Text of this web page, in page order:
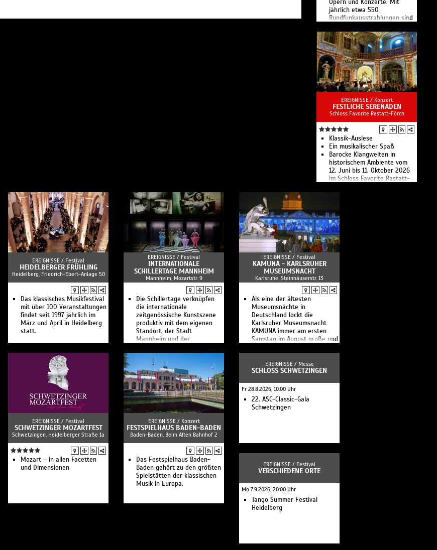
Opern und Konzerte. Mit
jährlich etwa 550
Rundfunkausstrahlungen sind
für Klassische Musik.
EREIGNISSE / Konzert
FESTLICHE SERENADEN
Schloss Favorite Rastatt-Förch
Klassik-Auslese
Ein musikalischer Spaß
Barocke Klangwelten in
historischem Ambiente vom
12. Juni bis 11. Oktober 2026
im Schloss Favorite Rastatt-
EREIGNISSE / Festival
HEIDELBERGER FRÜHLING
Heidelberg, Friedrich-Ebert-Anlage 50
Das klassisches Musikfestival
mit über 100 Veranstaltungen
findet seit 1997 jährlich im
März und April in Heidelberg
statt.
EREIGNISSE / Festival
INTERNATIONALE
SCHILLERTAGE MANNHEIM
Mannheim, Mozartstr. 9
Die Schillertage verknüpfen
die internationale
zeitgenössische Kunstszene
produktiv mit dem eigenen
Standort, der Stadt
Mannheim und der
Sie sind lokal und
international, zeitgenössisch
und traditionsverbunden
zugleich.
EREIGNISSE / Festival
KAMUNA - KARLSRUHER
MUSEUMSNACHT
Karlsruhe, Steinhäuserstr. 13
Als eine der ältesten
Museumsnächte in
Deutschland lockt die
Karlsruher Museumsnacht
KAMUNA immer am ersten
Samstag im August große und
später Stunde geöffneten
Museen und Institutionen.
EREIGNISSE / Festival
SCHWETZINGER MOZARTFEST
Schwetzingen, Heidelberger Straße 1a
Mozart – in allen Facetten
und Dimensionen
EREIGNISSE / Konzert
FESTSPIELHAUS BADEN-BADEN
Baden-Baden, Beim Alten Bahnhof 2
Das Festspielhaus Baden-
Baden gehört zu den größten
Spielstätten der klassischen
Musik in Europa.
EREIGNISSE / Messe
SCHLOSS SCHWETZINGEN
Fr 28.8.2026, 10:00 Uhr
22. ASC-Classic-Gala
Schwetzingen
EREIGNISSE / Festival
VERSCHIEDENE ORTE
Mo 7.9.2026, 20:00 Uhr
Tango Summer Festival
Heidelberg